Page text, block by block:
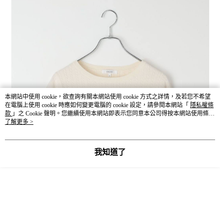
本網站中使用 cookie，欲查詢有關本網站使用 cookie 方式之詳情，及若您不希望
在電腦上使用 cookie 時應如何變更電腦的 cookie 設定，請參閱本網站「 隱私權條
款 」之 Cookie 聲明。您繼續使用本網站即表示您同意本公司得按本網站使用條款
之 Cookie 聲明使用 cookie。
了解更多 >
我知道了